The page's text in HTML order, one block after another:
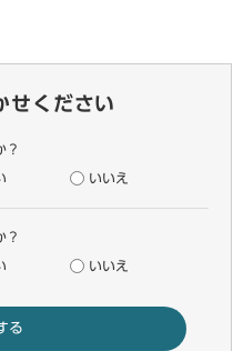
せください
？
いいえ
？
いいえ